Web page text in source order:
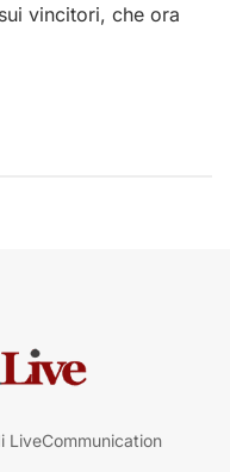
vincitori, che ora
LiveCommunication